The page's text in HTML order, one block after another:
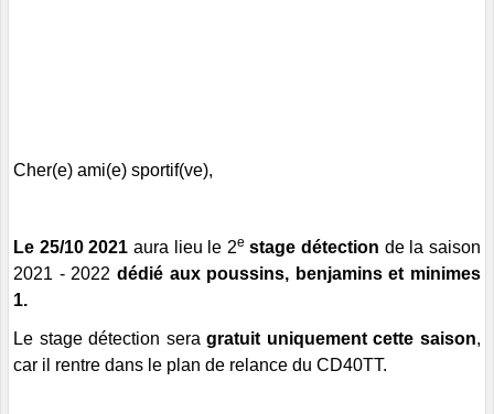
Cher(e) ami(e) sportif(ve),
Le 25/10 2021 aura lieu le 2e stage détection de la saison
2021 - 2022 dédié aux poussins, benjamins et minimes
1.
Le stage détection seragratuit uniquement cette saison,
car il rentre dans le plan de relance du CD40TT.